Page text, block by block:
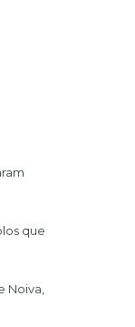
que
Noiva,